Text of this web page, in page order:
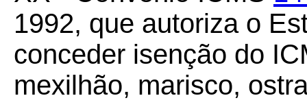
1992, que autoriza o
conceder isenção do
mexilhão, marisco,